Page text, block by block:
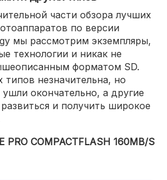
части обзора лучших
по версии
мы рассмотрим экземпляры,
технологии и никак не
форматом SD.
типов незначительна, но
окончательно, а другие
и получить широкое
PRO COMPACTFLASH 160MB/S